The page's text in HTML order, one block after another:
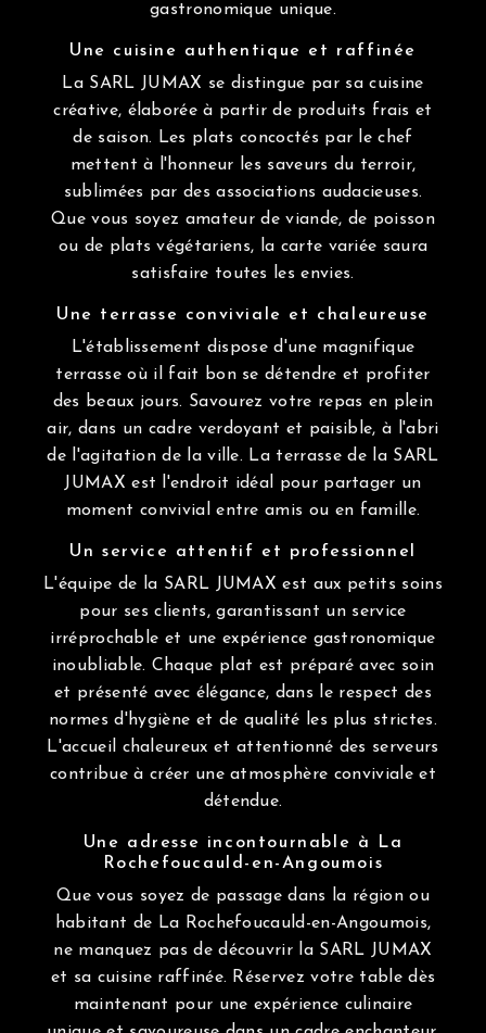
gastronomique unique.
Une cuisine authentique et raffinée
La SARL JUMAX se distingue par sa cuisine
créative, élaborée à partir de produits frais et
de saison. Les plats concoctés par le chef
mettent à l'honneur les saveurs du terroir,
sublimées par des associations audacieuses.
Que vous soyez amateur de viande, de poisson
ou de plats végétariens, la carte variée saura
satisfaire toutes les envies.
Une terrasse conviviale et chaleureuse
L'établissement dispose d'une magnifique
terrasse où il fait bon se détendre et profiter
des beaux jours. Savourez votre repas en plein
air, dans un cadre verdoyant et paisible, à l'abri
de l'agitation de la ville. La terrasse de la SARL
JUMAX est l'endroit idéal pour partager un
moment convivial entre amis ou en famille.
Un service attentif et professionnel
L'équipe de la SARL JUMAX est aux petits soins
pour ses clients, garantissant un service
irréprochable et une expérience gastronomique
inoubliable. Chaque plat est préparé avec soin
et présenté avec élégance, dans le respect des
normes d'hygiène et de qualité les plus strictes.
L'accueil chaleureux et attentionné des serveurs
contribue à créer une atmosphère conviviale et
détendue.
Une adresse incontournable à La
Rochefoucauld-en-Angoumois
Que vous soyez de passage dans la région ou
habitant de La Rochefoucauld-en-Angoumois,
ne manquez pas de découvrir la SARL JUMAX
et sa cuisine raffinée. Réservez votre table dès
maintenant pour une expérience culinaire